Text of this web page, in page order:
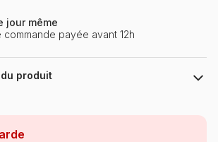
jour même
commande payée avant 12h
produit